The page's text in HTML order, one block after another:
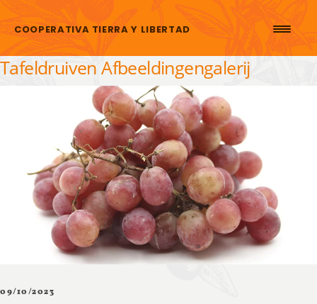
COOPERATIVA TIERRA Y LIBERTAD
Tafeldruiven Afbeeldingengalerij
09/10/2023